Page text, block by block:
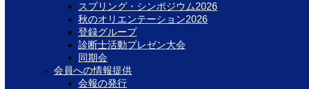
スプリング・シンポジウム2026
秋のオリエンテーション2026
登録グループ
診断士活動プレゼン大会
同期会
会員への情報提供
会報の発行